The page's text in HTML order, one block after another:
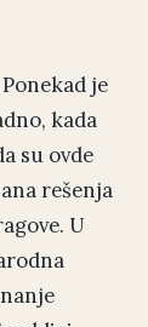
je
kada
su ovde
rešenja
U